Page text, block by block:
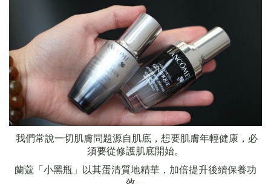
我們常說一切肌膚問題源自肌底，想要肌膚年輕健康，必
須要從修護肌底開始。
蘭蔻「小黑瓶」以其蛋清質地精華，加倍提升後續保養功